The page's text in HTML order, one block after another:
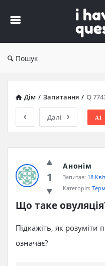
Пошук
Дім / Запитання / Q
Далі
1
Анонім
Запитав: 18
Категорія:
Що таке
Підкажіть, як розуміти
означає?